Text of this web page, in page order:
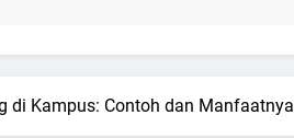
di Kampus: Contoh dan Manfaatnya